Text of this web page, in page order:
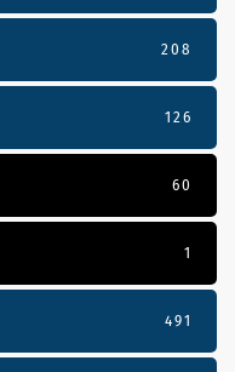
208
126
60
1
491